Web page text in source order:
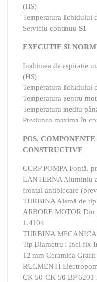
(HS)
Temperatura lichidului
Serviciu continuu S1
EXECUTIE SI
Inaltimea de aspiratie
(HS)
Temperatura lichidului
Temperatura pentru
Temperatura mediu
Presiunea maxima în
POS.
CONSTRUCTIVE
CORP POMPA Fontă,
LANTERNA Aluminiu
frontal antiblocare
TURBINA Alamă de tip
ARBORE MOTOR
1.4104
TURBINA MECANICA
Tip Diametru : Inel fix
12 mm Ceramica Grafit
RULMENTI
CK 50-CK 50-BP 6201